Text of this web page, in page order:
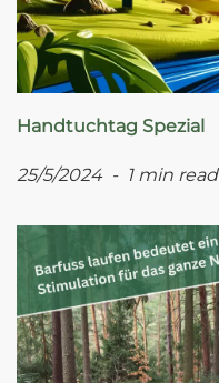
Handtuchtag Spezial
25/5/2024 - 1 min read